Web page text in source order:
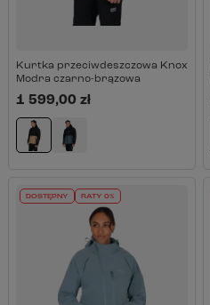
Kurtka przeciwdeszczowa Knox
Modra czarno-brązowa
1 599,00 zł
DOSTĘPNY RATY 0%